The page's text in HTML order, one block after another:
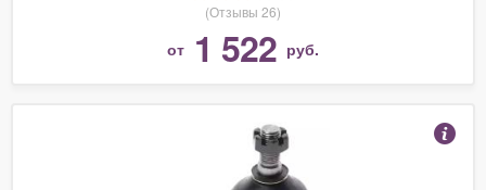
(Отзывы 26)
от 1 522 руб.